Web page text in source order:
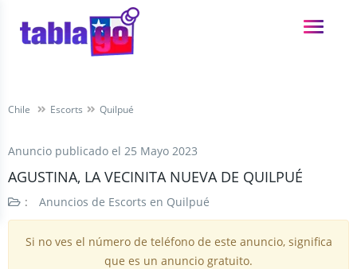
Chile Escorts Quilpué
Anuncio publicado el 25 Mayo 2023
AGUSTINA, LA VECINITA NUEVA DE QUILPUÉ
: Anuncios de Escorts en Quilpué
Si no ves el número de teléfono de este anuncio, significa
que es un anuncio gratuito.